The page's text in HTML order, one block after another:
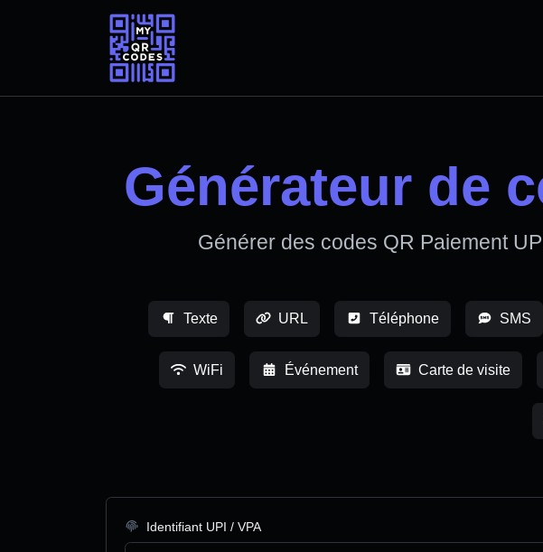
Générateur de
Générer des codes QR Paiement
Texte URL Téléphone SMS
WiFi Événement Carte de visite
Identifiant UPI / VPA